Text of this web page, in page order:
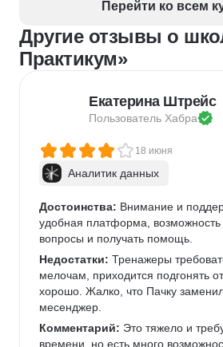
Перейти ко всем
Другие отзывы о
Практикум»
Екатерина Штрейс
Пользователь Хабра
18 июня
Аналитик данных
Достоинства: Внимание и
удобная платформа, возможность
вопросы и получать помощь.
Недостатки: Тренажеры
мелочам, приходится подгонять
хорошо. Жалко, что Пачку
месенджер.
Комментарий: Это тяжело и
времени, но есть много